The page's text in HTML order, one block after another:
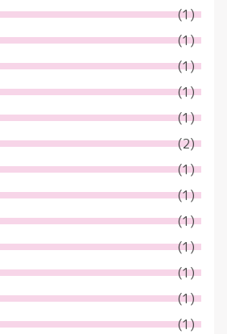
(1)
(1)
(1)
(1)
(1)
(2)
(1)
(1)
(1)
(1)
(1)
(1)
(1)